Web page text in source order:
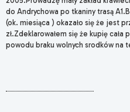
do Andrychowa po tkaniny trasą
(ok. miesiąca ) okazało się że jest
zł.Zdeklarowałem się że kupię
powodu braku wolnych srodków na